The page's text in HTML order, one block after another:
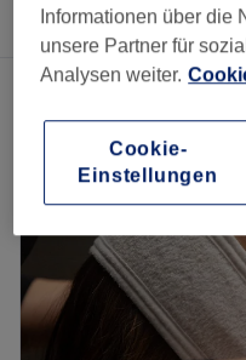
Sortieren nach
Ein Salon, der anbietet: nägel
Informationen über die
unsere Partner für
Analysen weiter.
Cookie-
Einstellungen